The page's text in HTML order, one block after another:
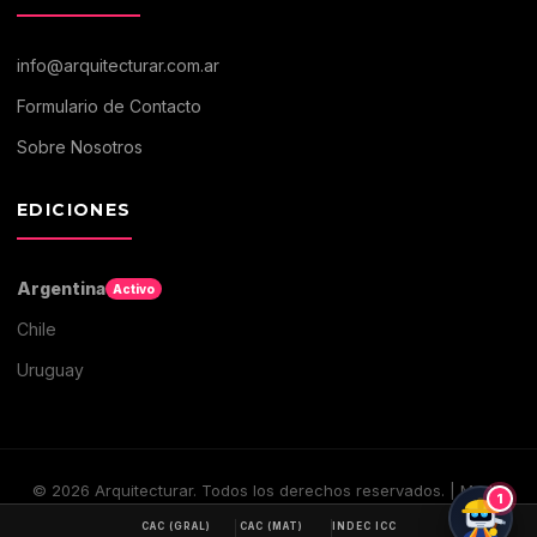
info@arquitecturar.com.ar
Formulario de Contacto
Sobre Nosotros
EDICIONES
Argentina Activo
Chile
Uruguay
© 2026 Arquitecturar. Todos los derechos reservados. | Medio
CAC (GRAL) CAC (MAT) INDEC ICC
1